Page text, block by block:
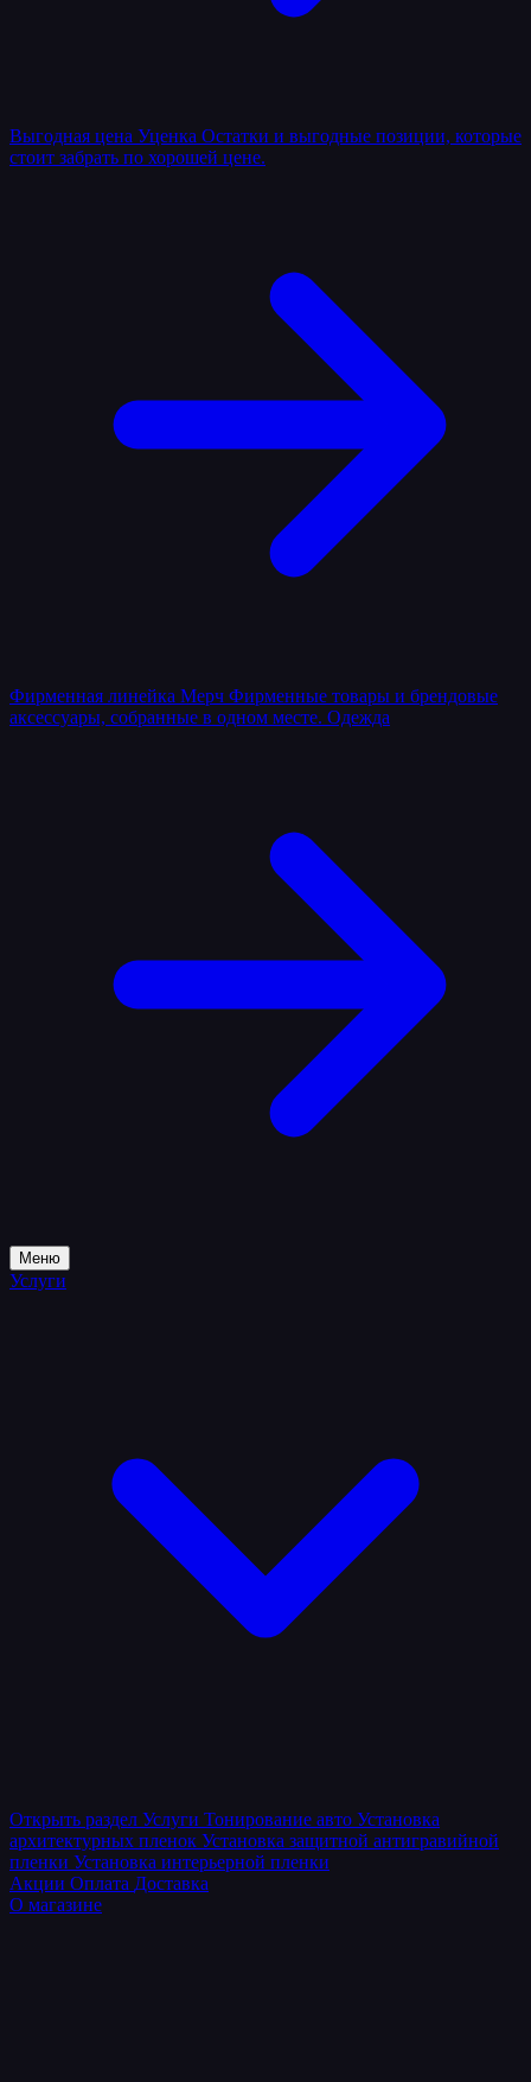
Выгодная цена Уценка Остатки и выгодные позиции, которые
стоит забрать по хорошей цене.
Фирменная линейка Мерч Фирменные товары и брендовые
аксессуары, собранные в одном месте. Одежда
Меню
Услуги
Открыть раздел Услуги Тонирование авто Установка
архитектурных пленок Установка защитной антигравийной
пленки Установка интерьерной пленки
Акции Оплата Доставка
О магазине